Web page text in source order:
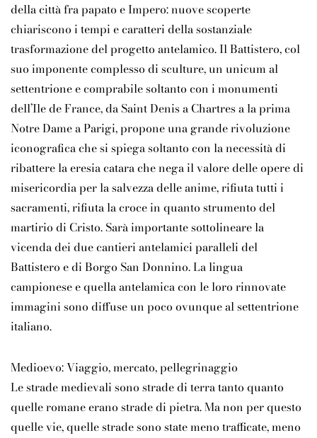
della città fra papato e Impero: nuove scoperte
chiariscono i tempi e caratteri della sostanziale
trasformazione del progetto antelamico. Il Battistero, col
suo imponente complesso di sculture, un unicum al
settentrione e comprabile soltanto con i monumenti
dell’Ile de France, da Saint Denis a Chartres a la prima
Notre Dame a Parigi, propone una grande rivoluzione
iconografica che si spiega soltanto con la necessità di
ribattere la eresia catara che nega il valore delle opere di
misericordia per la salvezza delle anime, rifiuta tutti i
sacramenti, rifiuta la croce in quanto strumento del
martirio di Cristo. Sarà importante sottolineare la
vicenda dei due cantieri antelamici paralleli del
Battistero e di Borgo San Donnino. La lingua
campionese e quella antelamica con le loro rinnovate
immagini sono diffuse un poco ovunque al settentrione
italiano.
Medioevo: Viaggio, mercato, pellegrinaggio
Le strade medievali sono strade di terra tanto quanto
quelle romane erano strade di pietra. Ma non per questo
quelle vie, quelle strade sono state meno trafficate, meno